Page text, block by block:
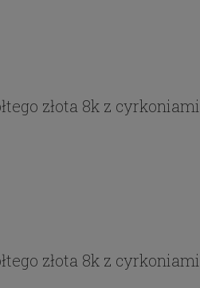
złota 8k z cyrkoniami
złota 8k z cyrkoniami